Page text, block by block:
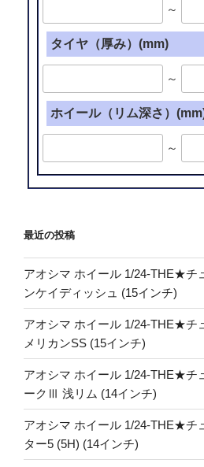
～
タイヤ（厚み）(mm)
～
ホイール（リム深さ）
～
最近の投稿
アオシマ ホイール 1/24-THE★チ
ンケイディッシュ (15インチ)
アオシマ ホイール 1/24-THE★チ
メリカンSS (15インチ)
アオシマ ホイール 1/24-THE★チ
ークⅢ 浅リム (14インチ)
アオシマ ホイール 1/24-THE★チ
ター5 (5H) (14インチ)